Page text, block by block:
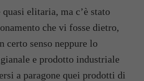
elitaria, ma c’è stato
che vi fosse dietro,
certo senso neppure lo
e prodotto industriale
a paragone quei prodotti di